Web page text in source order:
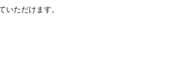
いただけます。